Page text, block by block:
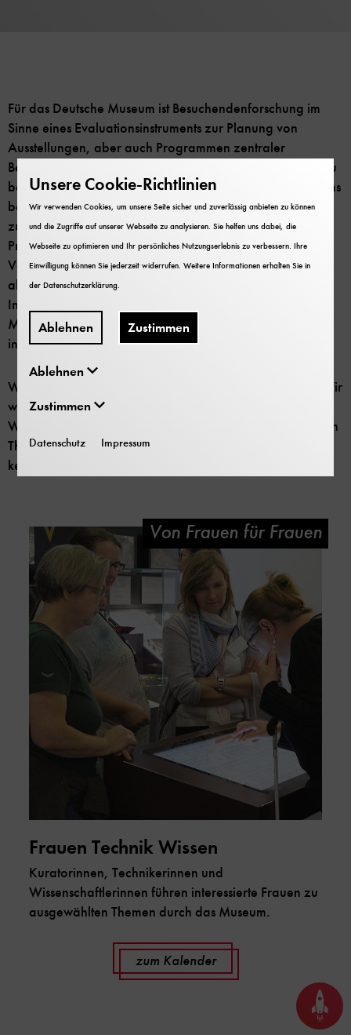
Für das Deutsche Museum ist Besuchendenforschung im
Sinne eines Evaluationsinstruments zur Planung von
Ausstellungen, aber auch Programmen zentraler
Bestandteil. Die Ergebnisse der Evaluierungen sollen dazu
beitragen, die Zielgruppen schon außerhalb des Museums
besser anzusprechen; intern dient sie u.a. als Instrument
zur Verbesserung der Ausstellungskommunikation und
Programmkonzeption, indem Orientierungs- oder
Verständlichkeitsprobleme rechtzeitig identifiziert und
abgebaut werden. Aus partizipatorischer Sicht ist sie ein
Instrument, um Meinungen und Ansichten des
Museumspublikums besser zu
integrieren und es als Dialogpartner einzubeziehen.
Wie genau solche Umfragen aussehen testen sie selbst. Wir
wollen von Ihnen wissen, wie die Reihe Frauen Technik
Wissen bei Ihnen ankommt und ihre Wünsche zu künftigen
Themen der Reihe und zu weiteren Museumsangeboten
kennen lernen.
Frauen Technik Wissen
Kuratorinnen, Technikerinnen und
Wissenschaftlerinnen führen interessierte Frauen zu
ausgewählten Themen durch das Museum.
Von Frauen für Frauen
zum Kalender
Seite
nach
Unsere Cookie-Richtlinien
Wir verwenden Cookies, um unsere Seite sicher und zuverlässig anbieten zu können
und die Zugriffe auf unserer Webseite zu analysieren. Sie helfen uns dabei, die
Webseite zu optimieren und Ihr persönliches Nutzungserlebnis zu verbessern. Ihre
Einwilligung können Sie jederzeit widerrufen. Weitere Informationen erhalten Sie in
derDatenschutzerklärung.
Ablehnen Zustimmen
Ablehnen
Zustimmen
Datenschutz Impressum